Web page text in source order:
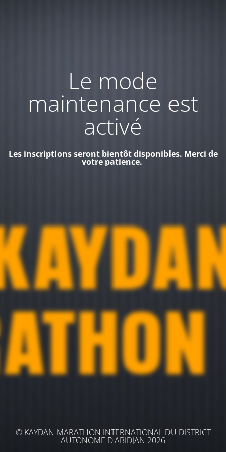
Le mode
maintenance est
activé
Les inscriptions seront bientôt disponibles. Merci de
votre patience.
© KAYDAN MARATHON INTERNATIONAL DU DISTRICT
AUTONOME D'ABIDJAN 2026